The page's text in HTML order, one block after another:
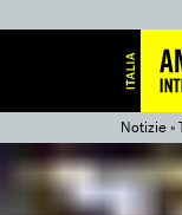
Notizie»